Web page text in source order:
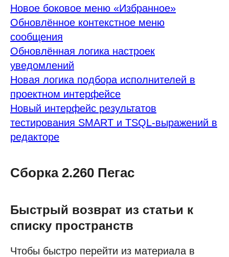
Новое боковое меню «Избранное»
Обновлённое контекстное меню
сообщения
Обновлённая логика настроек
уведомлений
Новая логика подбора исполнителей в
проектном интерфейсе
Новый интерфейс результатов
тестирования SMART и TSQL-выражений в
редакторе
Сборка 2.260 Пегас
Быстрый возврат из статьи к
списку пространств
Чтобы быстро перейти из материала в